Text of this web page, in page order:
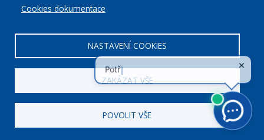
00063894DIČ:CZ00063894
Cookies dokumentace
NASTAVENÍ COOKIES
ZAKÁZAT VŠE
POVOLIT VŠE